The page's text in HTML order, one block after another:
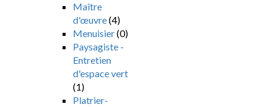
Maître
d'œuvre(4)
Menuisier(0)
Paysagiste -
Entretien
d'espace vert
(1)
Platrier-